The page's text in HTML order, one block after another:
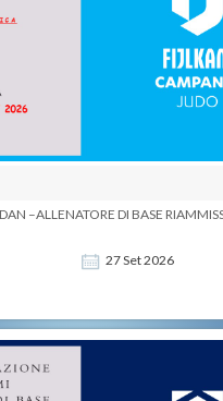
27Set2026
–ALLENATORE DI BASE